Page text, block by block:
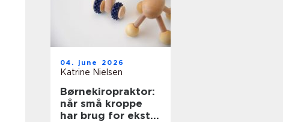
04. june 2026
Katrine Nielsen
Børnekiropraktor:
når små kroppe
har brug for ekstra